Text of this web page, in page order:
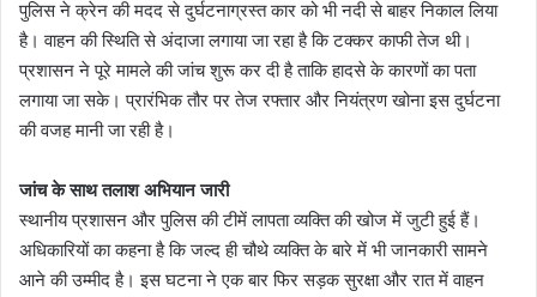
पुलिस ने क्रेन की मदद से दुर्घटनाग्रस्त कार को भी नदी से बाहर निकाल लिया
है। वाहन की स्थिति से अंदाजा लगाया जा रहा है कि टक्कर काफी तेज थी।
प्रशासन ने पूरे मामले की जांच शुरू कर दी है ताकि हादसे के कारणों का पता
लगाया जा सके। प्रारंभिक तौर पर तेज रफ्तार और नियंत्रण खोना इस दुर्घटना
की वजह मानी जा रही है।
जांच के साथ तलाश अभियान जारी
स्थानीय प्रशासन और पुलिस की टीमें लापता व्यक्ति की खोज में जुटी हुई हैं।
अधिकारियों का कहना है कि जल्द ही चौथे व्यक्ति के बारे में भी जानकारी सामने
आने की उम्मीद है। इस घटना ने एक बार फिर सड़क सुरक्षा और रात में वाहन